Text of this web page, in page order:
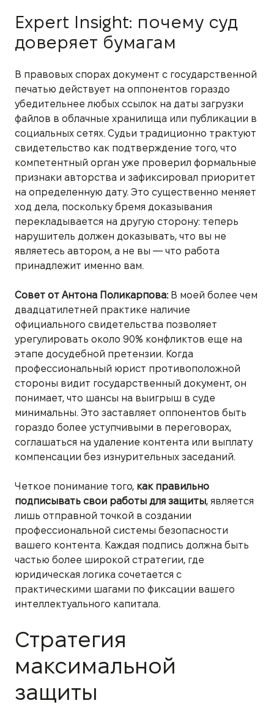
Expert Insight: почему суд
доверяет бумагам
В правовых спорах документ с государственной
печатью действует на оппонентов гораздо
убедительнее любых ссылок на даты загрузки
файлов в облачные хранилища или публикации в
социальных сетях. Судьи традиционно трактуют
свидетельство как подтверждение того, что
компетентный орган уже проверил формальные
признаки авторства и зафиксировал приоритет
на определенную дату. Это существенно меняет
ход дела, поскольку бремя доказывания
перекладывается на другую сторону: теперь
нарушитель должен доказывать, что вы не
являетесь автором, а не вы — что работа
принадлежит именно вам.
Совет от Антона Поликарпова:В моей более чем
двадцатилетней практике наличие
официального свидетельства позволяет
урегулировать около 90% конфликтов еще на
этапе досудебной претензии. Когда
профессиональный юрист противоположной
стороны видит государственный документ, он
понимает, что шансы на выигрыш в суде
минимальны. Это заставляет оппонентов быть
гораздо более уступчивыми в переговорах,
соглашаться на удаление контента или выплату
компенсации без изнурительных заседаний.
Четкое понимание того, как правильно
подписывать свои работы для защиты, является
лишь отправной точкой в создании
профессиональной системы безопасности
вашего контента. Каждая подпись должна быть
частью более широкой стратегии, где
юридическая логика сочетается с
практическими шагами по фиксации вашего
интеллектуального капитала.
Стратегия
максимальной
защиты